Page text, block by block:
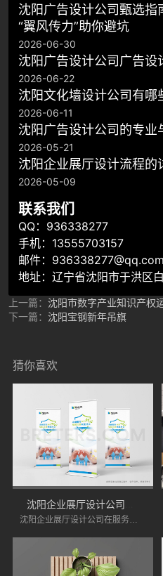
沈阳广告设计公司甄选指
“翼风传力”助你避坑
2026-06-30
沈阳广告设计公司广告设
2026-06-22
沈阳文化墙设计公司有哪
2026-06-11
沈阳广告设计公司的专业
2026-05-21
沈阳企业展厅设计流程的
2026-05-09
联系我们
QQ：936338277
手机：13555703157
邮件：936338277@qq.com
地址：辽宁省沈阳市于洪区
上一篇： 沈阳市数字产业知识产权
下一篇： 沈阳宝钢新年吊旗
猜你喜欢